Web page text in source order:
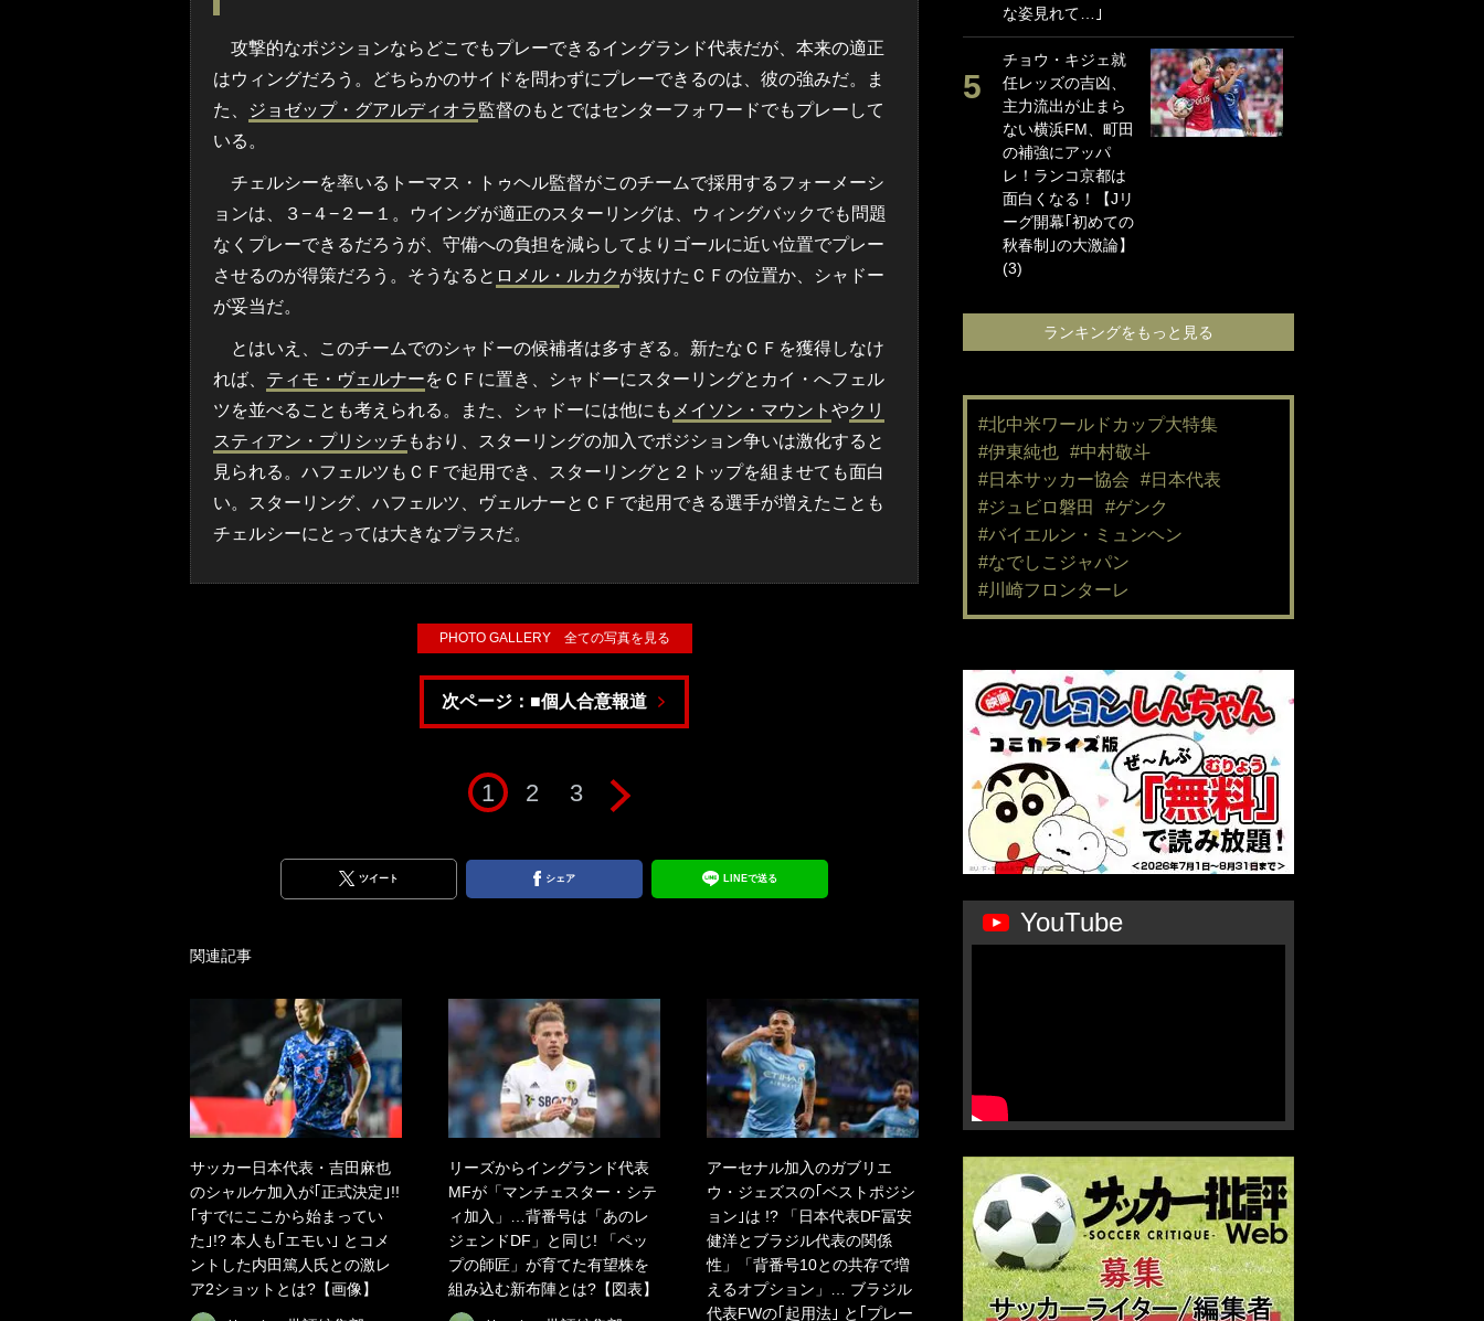
攻撃的なポジションならどこでもプレーできるイングランド代表だが、本来の適正
はウィングだろう。どちらかのサイドを問わずにプレーできるのは、彼の強みだ。ま
た、
ジョゼップ・グアルディオラ監督のもとではセンターフォワードでもプレーして
いる。
チェルシーを率いるトーマス・トゥヘル監督がこのチームで採用するフォーメーシ
ョンは、３−４−２ー１。ウイングが適正のスターリングは、ウィングバックでも問題
なくプレーできるだろうが、守備への負担を減らしてよりゴールに近い位置でプレー
させるのが得策だろう。そうなると ロメル・ルカク が抜けたＣＦの位置か、シャドー
が妥当だ。
とはいえ、このチームでのシャドーの候補者は多すぎる。新たなＣＦを獲得しなけ
れば、 ティモ・ヴェルナーをＣＦに置き、シャドーにスターリングとカイ・へフェル
ツを並べることも考えられる。また、シャドーには他にも メイソン・マウント やクリ
スティアン・プリシッチ もおり、スターリングの加入でポジション争いは激化すると
見られる。ハフェルツもＣＦで起用でき、スターリングと２トップを組ませても面白
い。スターリング、ハフェルツ、ヴェルナーとＣＦで起用できる選手が増えたことも
チェルシーにとっては大きなプラスだ。
PHOTO GALLERY 全ての写真を見る
次ページ：■個人合意報道
1 2 3
ツイート シェア LINEで送る
関連記事
サッカー日本代表・吉田麻也
のシャルケ加入が｢正式決定｣!!
｢すでにここから始まってい
た｣!? 本人も｢エモい｣ とコメ
ントした内田篤人氏との激レ
ア2ショットとは?【画像】
リーズからイングランド代表
MFが「マンチェスター・シテ
ィ加入」…背番号は「あのレ
ジェンドDF」と同じ! 「ペッ
プの師匠」が育てた有望株を
組み込む新布陣とは?【図表】
アーセナル加入のガブリエ
ウ・ジェズスの｢ベストポジシ
ョン｣は !? 「日本代表DF冨安
健洋とブラジル代表の関係
性」「背番号10との共存で増
えるオプション」… ブラジル
代表FWの｢起用法｣ と｢プレー
な姿見れて…｣
チョウ・キジェ就
任レッズの吉凶、
主力流出が止まら
ない横浜FM、町田
の補強にアッパ
レ！ランコ京都は
面白くなる！【Jリ
ーグ開幕｢初めての
秋春制｣の大激論】
(3)
ランキングをもっと見る
#北中米ワールドカップ大特集
#伊東純也 #中村敬斗
#日本サッカー協会
#日本代表
#ジュビロ磐田
#ゲンク
#バイエルン・ミュンヘン
#なでしこジャパン
#川崎フロンターレ
YouTube